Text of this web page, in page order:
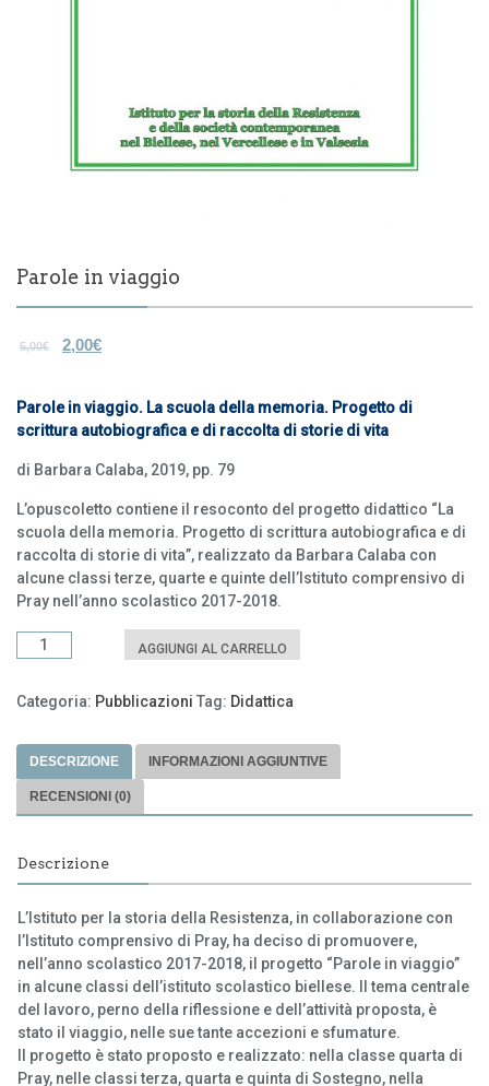
Parole in viaggio
5,00€ 2,00€
Parole in viaggio. La scuola della memoria. Progetto di
scrittura autobiografica e di raccolta di storie di vita
di Barbara Calaba, 2019, pp. 79
L’opuscoletto contiene il resoconto del progetto didattico “La
scuola della memoria. Progetto di scrittura autobiografica e di
raccolta di storie di vita”, realizzato da Barbara Calaba con
alcune classi terze, quarte e quinte dell’Istituto comprensivo di
Pray nell’anno scolastico 2017-2018.
Parole
in
quantità
AGGIUNGI AL CARRELLO
Categoria: Pubblicazioni Tag: Didattica
DESCRIZIONE INFORMAZIONI AGGIUNTIVE
RECENSIONI (0)
Descrizione
L’Istituto per la storia della Resistenza, in collaborazione con
l’Istituto comprensivo di Pray, ha deciso di promuovere,
nell’anno scolastico 2017-2018, il progetto “Parole in viaggio”
in alcune classi dell’istituto scolastico biellese. Il tema centrale
del lavoro, perno della riflessione e dell’attività proposta, è
stato il viaggio, nelle sue tante accezioni e sfumature.
Il progetto è stato proposto e realizzato: nella classe quarta di
Pray, nelle classi terza, quarta e quinta di Sostegno, nella